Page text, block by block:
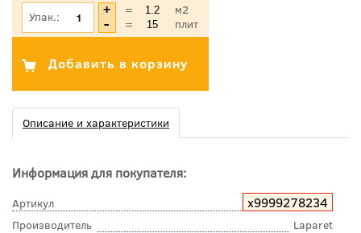
Упак.: =
м2
=
плит
Описание и характеристики
Информация для покупателя:
Артикул х9999278234
Производитель
Laparet